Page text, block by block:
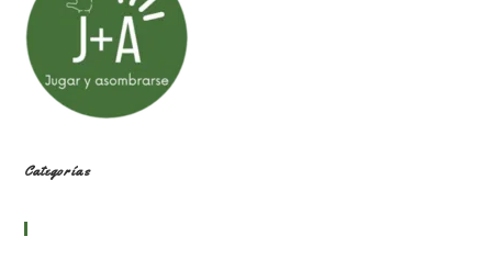
Categorías